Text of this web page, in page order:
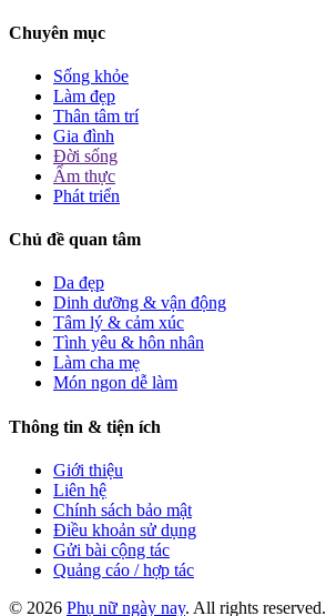
Chuyên mục
Sống khỏe
Làm đẹp
Thân tâm trí
Gia đình
Đời sống
Ẩm thực
Phát triển
Chủ đề quan tâm
Da đẹp
Dinh dưỡng & vận động
Tâm lý & cảm xúc
Tình yêu & hôn nhân
Làm cha mẹ
Món ngon dễ làm
Thông tin & tiện ích
Giới thiệu
Liên hệ
Chính sách bảo mật
Điều khoản sử dụng
Gửi bài cộng tác
Quảng cáo / hợp tác
© 2026 Phụ nữ ngày nay. All rights reserved.